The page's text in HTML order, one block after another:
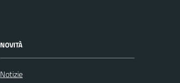
NOVITÀ
Notizie